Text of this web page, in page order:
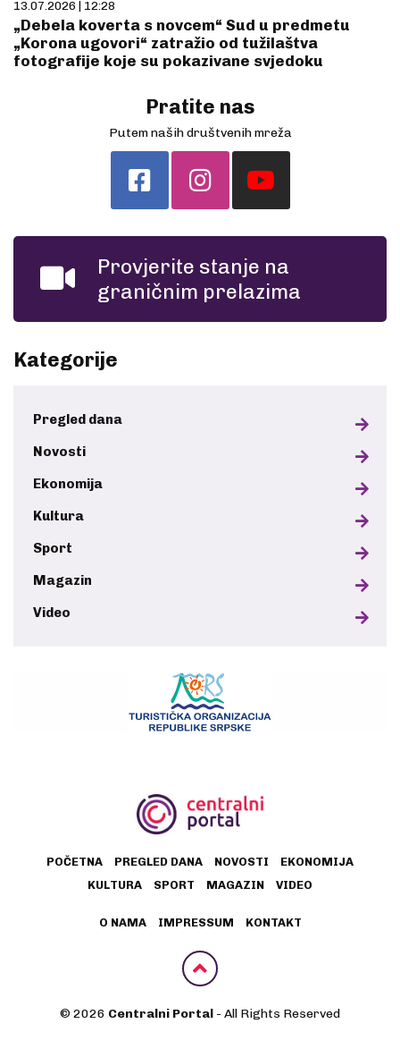
13.07.2026 | 12:28
„Debela koverta s novcem“ Sud u predmetu
„Korona ugovori“ zatražio od tužilaštva
fotografije koje su pokazivane svjedoku
Pratite nas
Putem naših društvenih mreža
Provjerite stanje na
graničnim prelazima
Kategorije
Pregled dana
Novosti
Ekonomija
Kultura
Sport
Magazin
Video
POČETNA PREGLED DANA NOVOSTI
EKONOMIJA
KULTURA
SPORT MAGAZIN VIDEO
O NAMA IMPRESSUM KONTAKT
© 2026 Centralni Portal - All Rights Reserved